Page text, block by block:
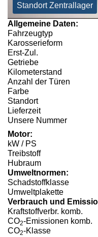
Standort Zentrallager
Allgemeine Daten:
Fahrzeugtyp
Karosserieform
Erst-Zul.
Getriebe
Kilometerstand
Anzahl der Türen
Farbe
Standort
Lieferzeit
Unsere Nummer
Motor:
kW / PS
Treibstoff
Hubraum
Umweltnormen:
Schadstoffklasse
Umweltplakette
Verbrauch und
Kraftstoffverbr. komb.
CO2-Emissionen komb.
CO2-Klasse